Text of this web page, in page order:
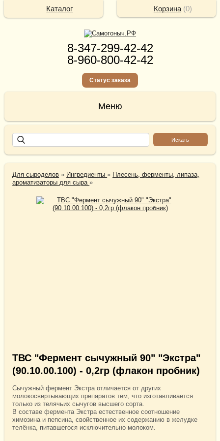
8-347-299-42-42
8-960-800-42-42
Статус заказа
Для сыроделов » Ингредиенты» Плесень, ферменты, липаза,
ароматизаторы для сыра»
ТВС "Фермент сычужный 90" "Экстра"
(90.10.00.100) - 0,2гр (флакон пробник)
Сычужный фермент Экстра отличается от других
молокосвертывающих препаратов тем, что изготавливается
только из телячьих сычугов высшего сорта.
В составе фермента Экстра естественное соотношение
химозина и пепсина, свойственное их содержанию в желудке
телёнка, питавшегося исключительно молоком.
Корзина(0)
Каталог